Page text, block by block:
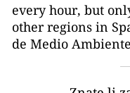
every hour, but
other regions in
de Medio